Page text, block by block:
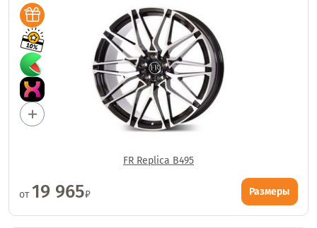
FR Replica B495
от19 965₽ Размеры